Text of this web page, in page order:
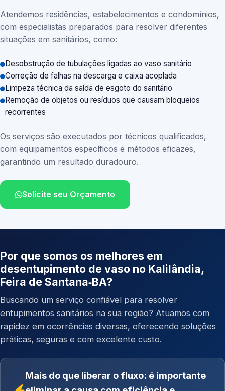
Atendemos residências, estabelecimentos e condomínios,
com especialistas preparados para resolver diferentes
situações em sanitários, como:
Desobstrução de tubulações ligadas ao vaso sanitário
Correção de falhas na descarga e caixa acoplada
Limpeza técnica da saída de esgoto do sanitário
Remoção de objetos ou resíduos que causam bloqueios
recorrentes
Os serviços são executados por técnicos qualificados,
com equipamentos específicos e métodos eficazes,
garantindo um resultado duradouro.
Solicite seu Orçamento
Por que somos os melhores em
desentupimento de vaso no Kalilândia,
Feira de Santana‑BA?
Buscando um serviço confiável para resolver
entupimentos sanitários na sua região? Atuamos com
rapidez em ocorrências diversas, oferecendo soluções
práticas, seguras e com excelente custo.
Mais do que liberar o fluxo: é importante